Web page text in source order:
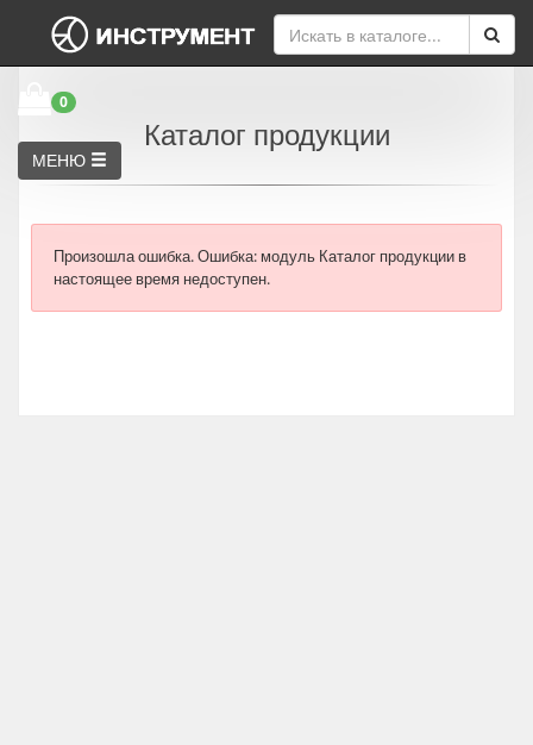
0
МЕНЮ
Каталог продукции
Произошла ошибка.Ошибка: модуль Каталог продукции в
настоящее время недоступен.